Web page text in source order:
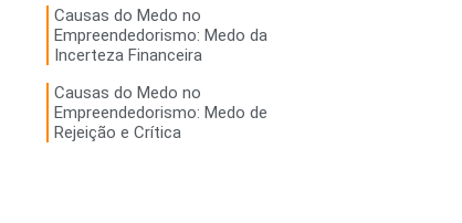
Causas do Medo no
Empreendedorismo: Medo da
Incerteza Financeira
Causas do Medo no
Empreendedorismo: Medo de
Rejeição e Crítica